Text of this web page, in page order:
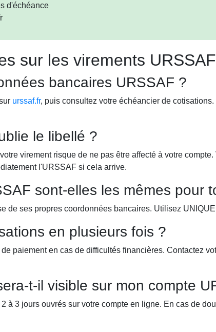
d'échéance
sur les virements URSSAF
bancaires URSSAF ?
urssaf.fr, puis consultez votre échéancier de
le libellé ?
virement risque de ne pas être affecté à votre
l'URSSAF si cela arrive.
sont-elles les mêmes pour
de ses propres coordonnées bancaires. Utilisez
en plusieurs fois ?
paiement en cas de difficultés financières. Contactez
t-il visible sur mon compte
à 3 jours ouvrés sur votre compte en ligne. En cas de